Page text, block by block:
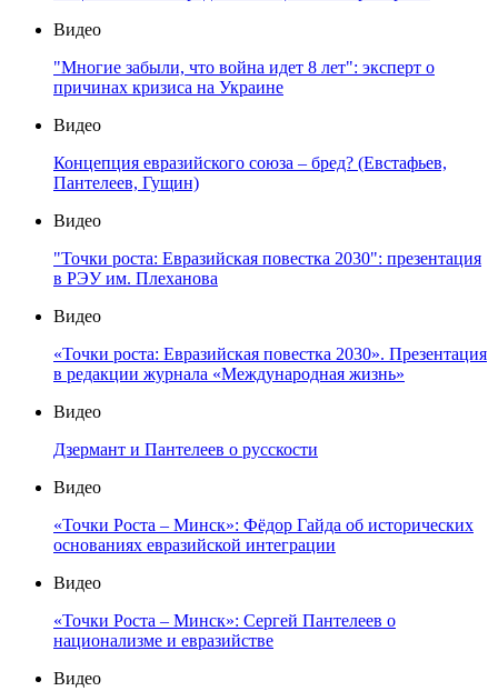
Видео
"Многие забыли, что война идет 8 лет": эксперт о
причинах кризиса на Украине
Видео
Концепция евразийского союза – бред? (Евстафьев,
Пантелеев, Гущин)
Видео
"Точки роста: Евразийская повестка 2030": презентация
в РЭУ им. Плеханова
Видео
«Точки роста: Евразийская повестка 2030». Презентация
в редакции журнала «Международная жизнь»
Видео
Дзермант и Пантелеев о русскости
Видео
«Точки Роста – Минск»: Фёдор Гайда об исторических
основаниях евразийской интеграции
Видео
«Точки Роста – Минск»: Сергей Пантелеев о
национализме и евразийстве
Видео